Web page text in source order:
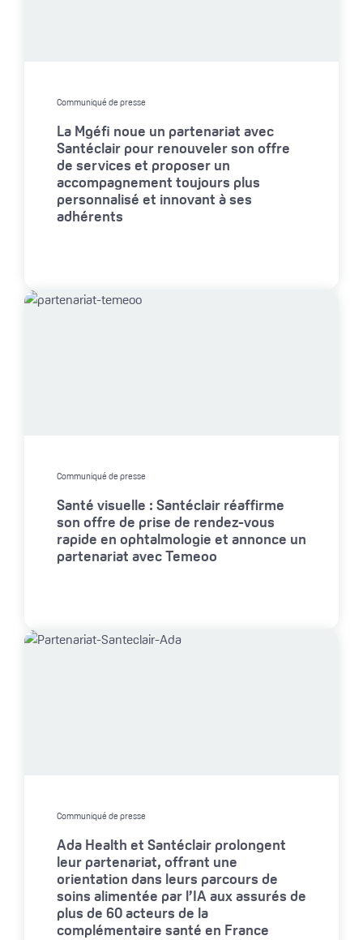
Communiqué de presse
La Mgéfi noue un partenariat avec
Santéclair pour renouveler son offre
de services et proposer un
accompagnement toujours plus
personnalisé et innovant à ses
adhérents
Communiqué de presse
Santé visuelle : Santéclair réaffirme
son offre de prise de rendez-vous
rapide en ophtalmologie et annonce un
partenariat avec Temeoo
Communiqué de presse
Ada Health et Santéclair prolongent
leur partenariat, offrant une
orientation dans leurs parcours de
soins alimentée par l’IA aux assurés de
plus de 60 acteurs de la
complémentaire santé en France